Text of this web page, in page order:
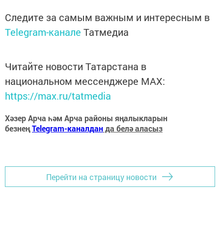
Следите за самым важным и интересным в
Telegram-канале Татмедиа
Читайте новости Татарстана в
национальном мессенджере MАХ:
https://max.ru/tatmedia
Хәзер Арча һәм Арча районы яңалыкларын
безнеңTelegram-каналданда белә аласыз
Перейти на страницу новости